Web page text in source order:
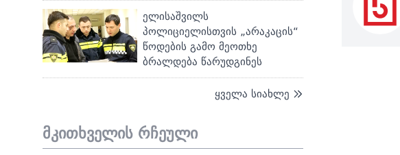
ელისაშვილს
პოლიციელისთვის „არაკაცის“
წოდების გამო მეოთხე
ბრალდება წარუდგინეს
ყველა სიახლე
მკითხველის რჩეული